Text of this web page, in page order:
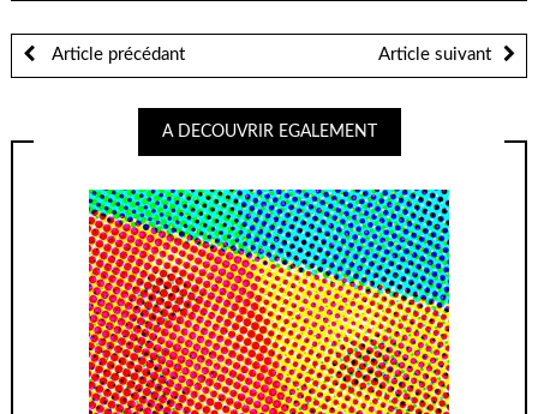
Article précédant Article suivant
A DECOUVRIR EGALEMENT